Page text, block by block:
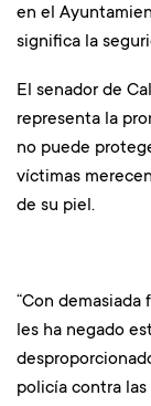
en el
significa la
El senador de
representa la
no puede
víctimas
de su piel.
“Con demasiada
les ha negado
policía contra